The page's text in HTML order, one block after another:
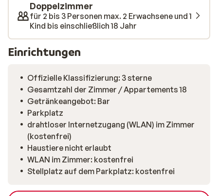
Doppelzimmer
für 2 bis 3 Personen max. 2 Erwachsene und 1
Kind bis einschließlich 18 Jahr
Einrichtungen
Offizielle Klassifizierung: 3 sterne
Gesamtzahl der Zimmer / Appartements 18
Getränkeangebot: Bar
Parkplatz
drahtloser Internetzugang (WLAN) im Zimmer
(kostenfrei)
Haustiere nicht erlaubt
WLAN im Zimmer: kostenfrei
Stellplatz auf dem Parkplatz: kostenfrei